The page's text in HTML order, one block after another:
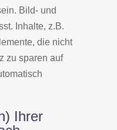
Bild- und
Inhalte, z.B.
die nicht
zu sparen auf
Ihrer